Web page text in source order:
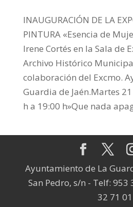
INAUGURACIÓN DE LA
PINTURA «Esencia de
Irene Cortés en la Sala de
Archivo Histórico
colaboración del Excmo.
Guardia de Jaén.Martes
h a 19:00 h»Que nada
Ayuntamiento de La
San Pedro, s/n - Telf: 953
32 71 01